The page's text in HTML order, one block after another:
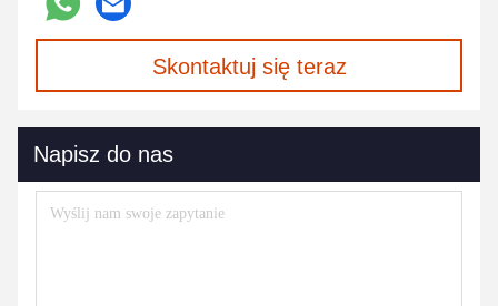
Skontaktuj się teraz
Napisz do nas